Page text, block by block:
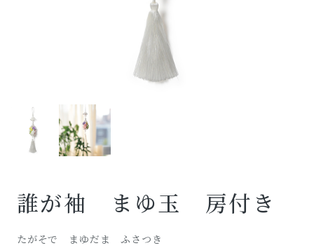
誰が袖 まゆ玉 房付き
たがそで まゆだま ふさつき